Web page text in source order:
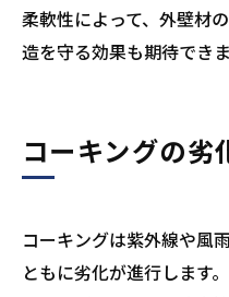
柔軟性によって、外壁材
造を守る効果も期待できま
コーキングの劣
コーキングは紫外線や風
ともに劣化が進行します